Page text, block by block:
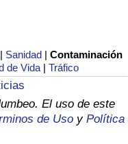
| Sanidad |Contaminación
de Vida |Tráfico
El uso de este
de Uso y Política